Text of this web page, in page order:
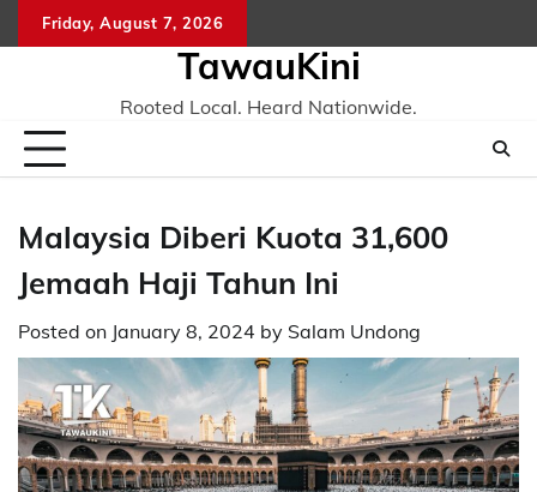
to
Friday, August 7, 2026
TawauKini
Rooted Local. Heard Nationwide.
Malaysia Diberi Kuota 31,600
Jemaah Haji Tahun Ini
Posted on January 8, 2024 by Salam Undong